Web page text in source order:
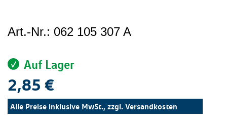
Art.-Nr.: 062 105 307 A
Auf Lager
2,85 €
Alle Preise inklusive MwSt., zzgl. Versandkosten